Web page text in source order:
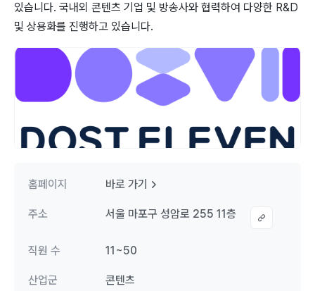
있습니다. 국내외 콘텐츠 기업 및 방송사와 협력하여 다양한 R&D
및 상용화를 진행하고 있습니다.
홈페이지 바로 가기
주소 서울 마포구 성암로 255 11층
직원 수 11~50
산업군 콘텐츠